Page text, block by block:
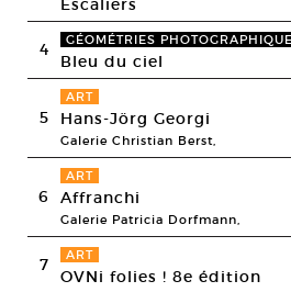
Escaliers
4 GÉOMÉTRIES
Bleu du ciel
5
ART
Hans-Jörg Georgi
Galerie Christian Berst,
6
ART
Affranchi
Galerie Patricia Dorfmann,
7 ART
OVNi folies ! 8e édition